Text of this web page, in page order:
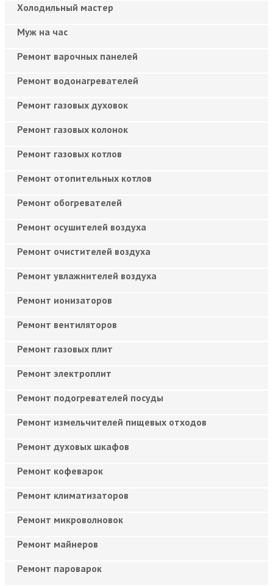
Холодильный мастер
Муж на час
Ремонт варочных панелей
Ремонт водонагревателей
Ремонт газовых духовок
Ремонт газовых колонок
Ремонт газовых котлов
Ремонт отопительных котлов
Ремонт обогревателей
Ремонт осушителей воздуха
Ремонт очистителей воздуха
Ремонт увлажнителей воздуха
Ремонт ионизаторов
Ремонт вентиляторов
Ремонт газовых плит
Ремонт электроплит
Ремонт подогревателей посуды
Ремонт измельчителей пищевых отходов
Ремонт духовых шкафов
Ремонт кофеварок
Ремонт климатизаторов
Ремонт микроволновок
Ремонт майнеров
Ремонт пароварок